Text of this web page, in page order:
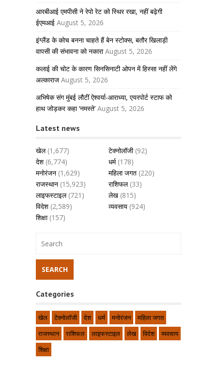
आरबीआई एमपीसी ने रेपो रेट को स्थिर रखा, नहीं बढ़ेगी
ईएमआई August 5, 2026
इंग्लैंड के कोच बनना चाहते हैं बेन स्टोक्स, बतौर खिलाड़ी
वापसी की संभावना को नकारा August 5, 2026
कलाई की चोट के कारण सिनसिनाटी ओपन में हिस्सा नहीं लेंगे
अल्काराज August 5, 2026
अभिषेक संग मुंबई लौटीं ऐश्वर्या-आराध्या, एयरपोर्ट स्टाफ को
हाथ जोड़कर कहा ‘नमस्ते’ August 5, 2026
Latest news
खेल(1,677) टेक्नोलॉजी(92)
देश(6,774) धर्म(178)
मनोरंजन (1,629) महिला जगत (220)
राजस्थान (15,923) राशिफल(33)
लाइफस्टाइल(721) लेख (815)
विदेश(2,589) व्यवसाय (924)
शिक्षा(157)
Categories
खेल टेक्नोलॉजी देश धर्म मनोरंजन
महिला जगत
राजस्थान
राशिफल लाइफस्टाइल लेख विदेश
व्यवसाय
शिक्षा